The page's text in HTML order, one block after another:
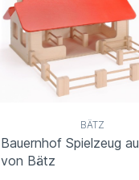
BÄTZ
Bauernhof Spielzeug
von Bätz